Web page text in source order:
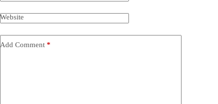
Website
Add Comment *